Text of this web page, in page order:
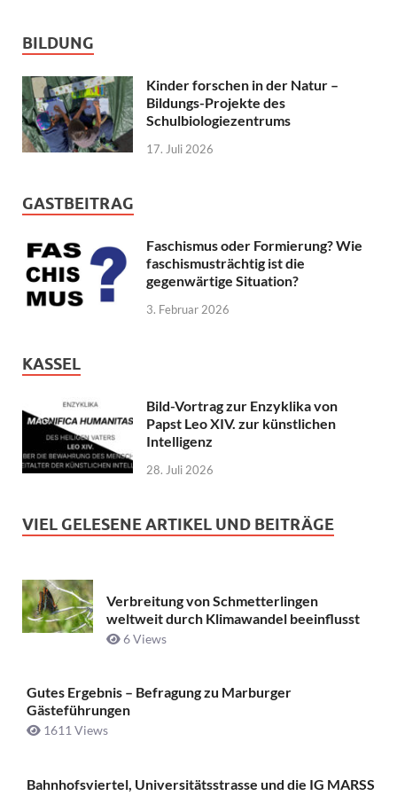
BILDUNG
Kinder forschen in der Natur –
Bildungs-Projekte des
Schulbiologiezentrums
17. Juli 2026
GASTBEITRAG
Faschismus oder Formierung? Wie
faschismusträchtig ist die
gegenwärtige Situation?
3. Februar 2026
KASSEL
Bild-Vortrag zur Enzyklika von
Papst Leo XIV. zur künstlichen
Intelligenz
28. Juli 2026
VIEL GELESENE ARTIKEL UND BEITRÄGE
Verbreitung von Schmetterlingen
weltweit durch Klimawandel beeinflusst
6 Views
Gutes Ergebnis – Befragung zu Marburger
Gästeführungen
1611 Views
Bahnhofsviertel, Universitätsstrasse und die IG MARSS